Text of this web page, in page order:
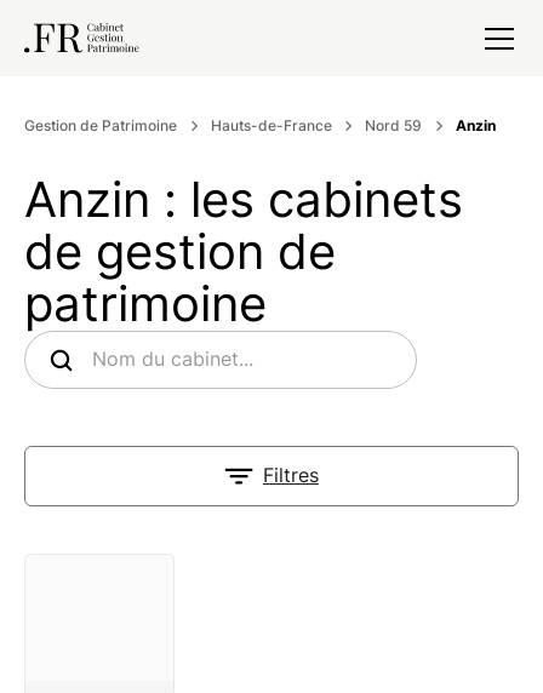
Gestion de Patrimoine Hauts-de-France Nord 59 Anzin
Anzin : les cabinets
de gestion de
patrimoine
Filtres